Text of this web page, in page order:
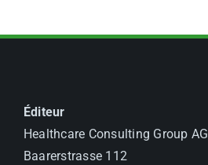
Éditeur
Healthcare Consulting Group AG
Baarerstrasse 112